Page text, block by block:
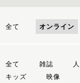
全て オンライン
全て 雑誌
キッズ
映像